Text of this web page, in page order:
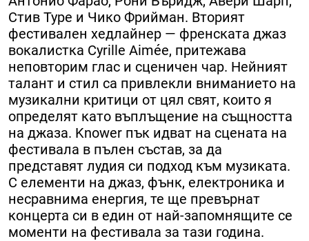
Стив Туре и Чико Фрийман. Вторият
фестивален хедлайнер — френската джаз
вокалистка Cyrille Aimée, притежава
неповторим глас и сценичен чар. Нейният
талант и стил са привлекли вниманието на
музикални критици от цял свят, които я
определят като въплъщение на същността
на джаза. Knower пък идват на сцената на
фестивала в пълен състав, за да
представят лудия си подход към музиката.
С елементи на джаз, фънк, електроника и
несравнима енергия, те ще превърнат
концерта си в един от най-запомнящите се
моменти на фестивала за тази година.